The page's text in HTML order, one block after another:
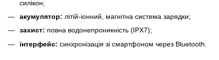
силікон;
акумулятор: літій-іонний, магнітна система зарядки;
захист: повна водонепроникність (IPX7);
інтерфейс: синхронізація зі смартфоном через Bluetooth.